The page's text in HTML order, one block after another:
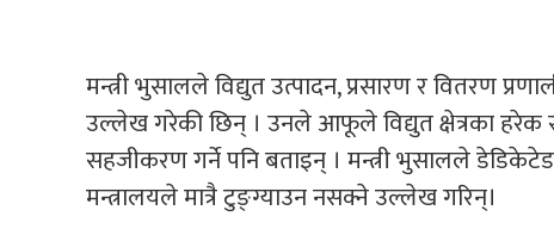
मन्त्री भुसालले विद्युत उत्पादन, प्रसारण र वितरण
उल्लेख गरेकी छिन् । उनले आफूले विद्युत क्षेत्रका
सहजीकरण गर्ने पनि बताइन् । मन्त्री भुसालले
मन्त्रालयले मात्रै टुङ्ग्याउन नसक्ने उल्लेख गरिन्।